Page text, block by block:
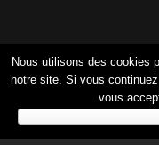
© 2017-2026Cristal
Nous utilisons des cookies
notre site. Si vous
vous